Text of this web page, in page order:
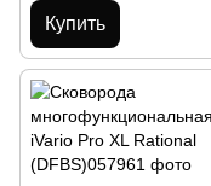
Купить